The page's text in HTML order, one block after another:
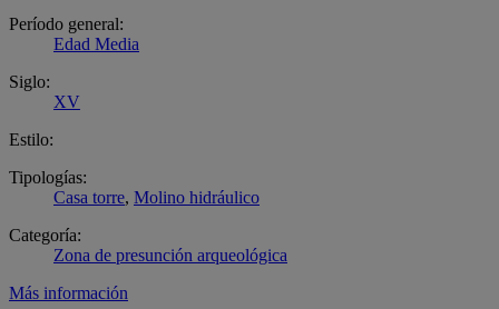
Período general:
Edad Media
Siglo:
XV
Estilo:
Tipologías:
Casa torre, Molino hidráulico
Categoría:
Zona de presunción arqueológica
Más información